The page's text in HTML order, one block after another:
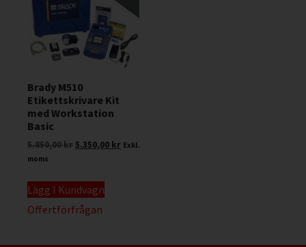
Brady M510
Etikettskrivare Kit
med Workstation
Basic
5.850,00kr5.350,00 kr Exkl.
moms
Lägg I Kundvagn
Offertförfrågan